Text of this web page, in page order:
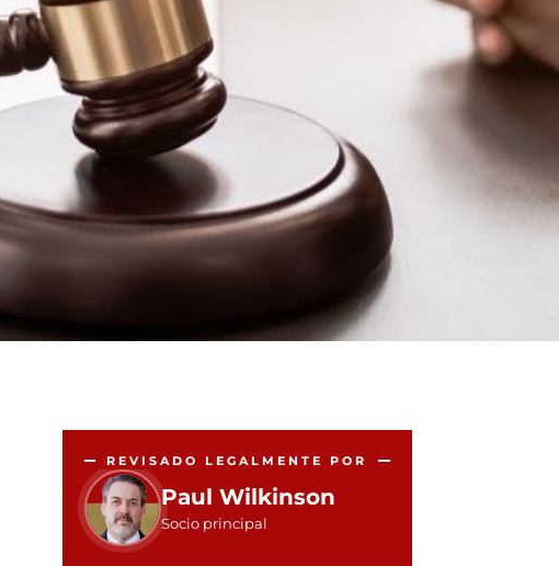
REVISADO LEGALMENTE POR
Paul Wilkinson
Socio principal